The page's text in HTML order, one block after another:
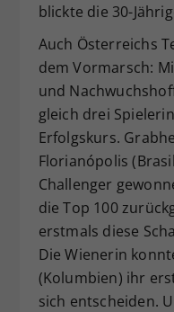
blickte die 30-
Auch Österreichs
dem Vormarsch:
und
gleich drei
Erfolgskurs.
Florianópolis
Challenger
die Top 100
erstmals diese
Die Wienerin
(Kolumbien) ihr
sich entscheiden.